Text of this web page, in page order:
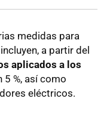
medidas para
a partir del
aplicados a los
5 %, así como
eléctricos.